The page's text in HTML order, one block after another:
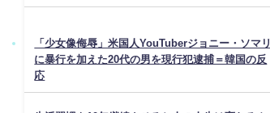
「少女像侮辱」米国人YouTuberジョニー・ソマリ
に暴行を加えた20代の男を現行犯逮捕＝韓国の反
応